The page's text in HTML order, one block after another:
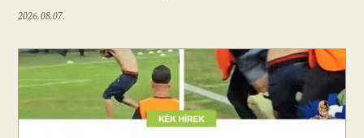
2026.08.07.